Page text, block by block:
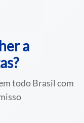
a
todo Brasil com